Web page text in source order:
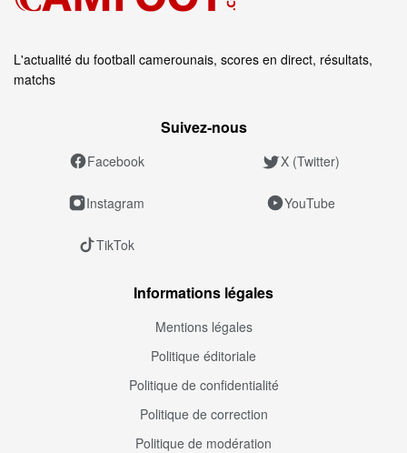
L'actualité du football camerounais, scores en direct, résultats,
matchs
Suivez‑nous
Facebook X (Twitter)
Instagram YouTube
TikTok
Informations légales
Mentions légales
Politique éditoriale
Politique de confidentialité
Politique de correction
Politique de modération